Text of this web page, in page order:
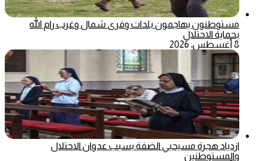
مستوطنون يهاجمون بلدات وقرى شمال وغرب رام الله
بحماية الاحتلال
8 أغسطس، 2026
ازدياد هجرة مسيحيي الضفة بسبب عدوان الاحتلال
والمستوطنين